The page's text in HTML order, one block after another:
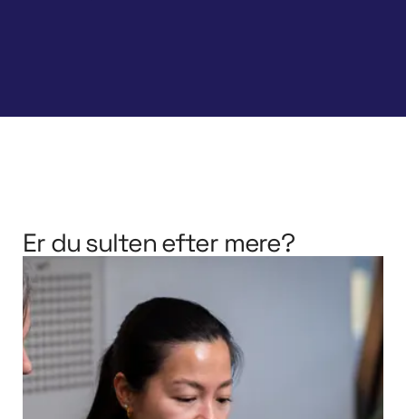
Er du sulten efter mere?